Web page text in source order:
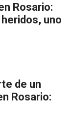
Rosario:
uno
de un
Rosario: